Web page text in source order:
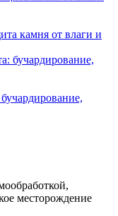
камня от влаги и
месторождение